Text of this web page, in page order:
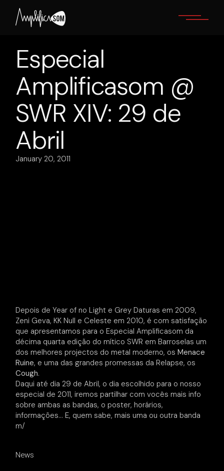
content
Especial
Amplificasom @
SWR XIV: 29 de
Abril
January 20, 2011
Depois de Year of no Light e Grey Daturas em 2009,
Zeni Geva, KK Null e Celeste em 2010, é com satisfação
que apresentamos para o Especial Amplificasom da
décima quarta edição do mítico SWR em Barroselas um
dos melhores projectos do metal moderno, osMenace
Ruine, e uma das grandes promessas da Relapse, os
Cough.
Daqui até dia 29 de Abril, o dia escolhido para o nosso
especial de 2011, iremos partilhar com vocês mais info
sobre ambas as bandas, o poster, horários,
informações… E, quem sabe, mais uma ou outra banda
m/
News